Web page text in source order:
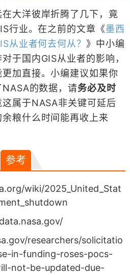
大洋彼岸折腾了几下，竟
行业。在之前的文章《墨西
从业者何去何从？ 》中小编
于国内GIS从业者的影响，
加直接。小编建议如果你
的数据，请务必及时
这属于NASA非关键可延后
粮什么时间能再收上来
参考
wiki/2025_United_Stat
researchers/solicitatio
in-funding-roses-pocs-
not-be-updated-due-